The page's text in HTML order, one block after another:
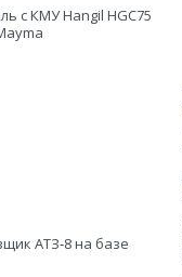
с КМУ Hangil HGC75
АТЗ‑8 на базе